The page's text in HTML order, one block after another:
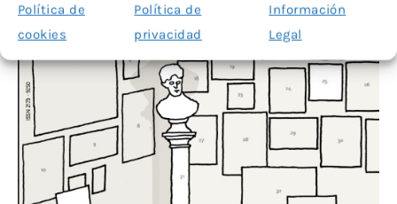
Política de
cookies
Política de
privacidad
Información
Legal